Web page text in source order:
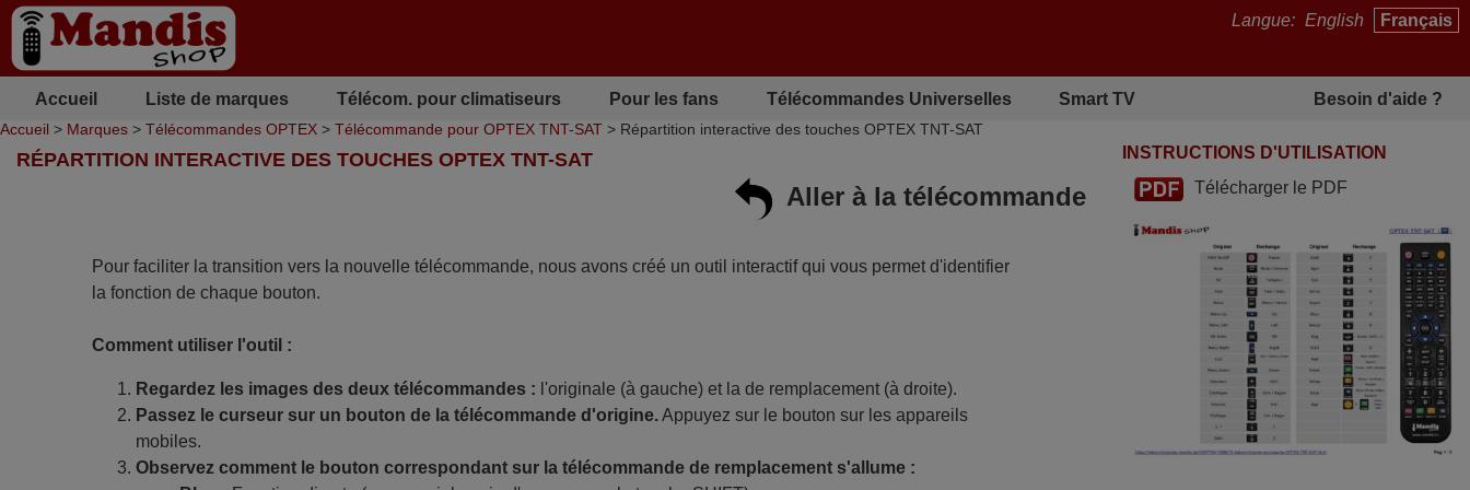
Langue: English Français
Accueil Liste de marques Télécom. pour climatiseurs Pour les fans Télécommandes Universelles Smart TV Besoin d'aide ?
Accueil > Marques > Télécommandes OPTEX > Télécommande pour OPTEX TNT-SAT > Répartition interactive des touches OPTEX TNT-SAT
RÉPARTITION INTERACTIVE DES TOUCHES OPTEX TNT-SAT
Aller à la télécommande
Pour faciliter la transition vers la nouvelle télécommande, nous avons créé un outil interactif qui vous permet d'identifier
la fonction de chaque bouton.
Comment utiliser l'outil :
Regardez les images des deux télécommandes : l'originale (à gauche) et la de remplacement (à droite).
Passez le curseur sur un bouton de la télécommande d'origine.Appuyez sur le bouton sur les appareils
mobiles.
Observez comment le bouton correspondant sur la télécommande de remplacement s'allume :
INSTRUCTIONS D'UTILISATION
Télécharger le PDF